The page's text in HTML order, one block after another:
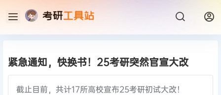
紧急通知，快换书！25考研突然官宣大改
截止目前，共计17所高校宣布25考研初试大改！